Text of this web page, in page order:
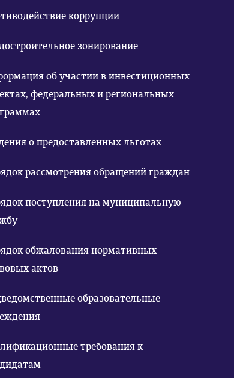
коррупции
зонирование
об участии в инвестиционных
федеральных и региональных
о предоставленных льготах
рассмотрения обращений граждан
поступления на муниципальную
обжалования нормативных
актов
образовательные
требования к